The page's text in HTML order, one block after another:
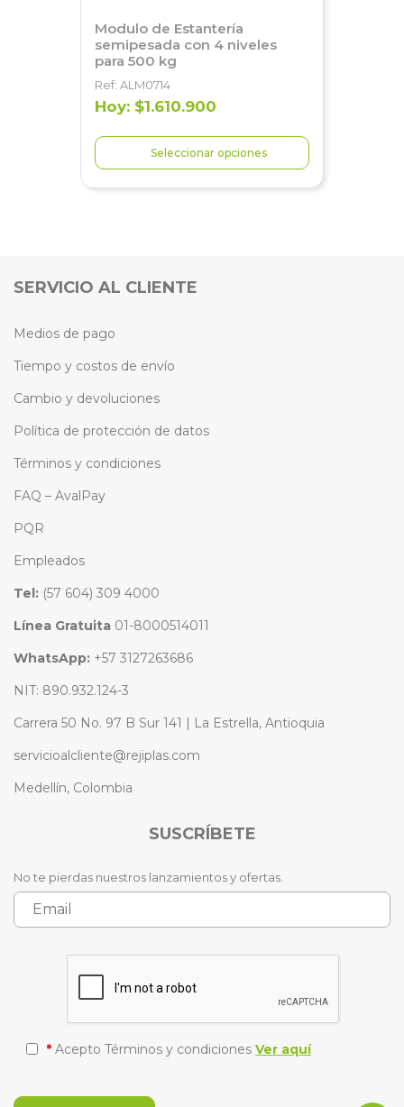
Modulo de Estantería
semipesada con 4 niveles
para 500 kg
Ref: ALM0714
Hoy: $1.610.900
Seleccionar opciones
SERVICIO AL CLIENTE
Medios de pago
Tiempo y costos de envío
Cambio y devoluciones
Política de protección de datos
Términos y condiciones
FAQ – AvalPay
PQR
Empleados
Tel: (57 604) 309 4000
Línea Gratuita 01-8000514011
WhatsApp: +57 3127263686
NIT: 890.932.124-3
Carrera 50 No. 97 B Sur 141 | La Estrella, Antioquia
servicioalcliente@rejiplas.com
Medellín, Colombia
SUSCRÍBETE
No te pierdas nuestros lanzamientos y ofertas.
* Acepto Términos y condiciones Ver aquí